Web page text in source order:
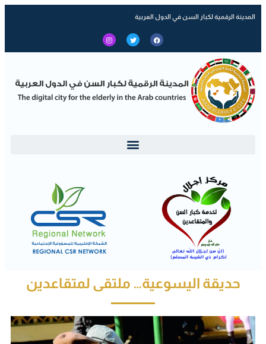
المدينة الرقمية لكبار السن في الدول العربية
حديقة اليسوعية… ملتقى لمتقاعدين